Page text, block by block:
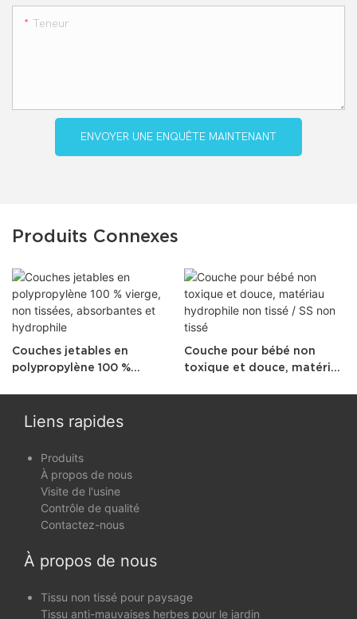
Teneur
ENVOYER UNE ENQUÊTE MAINTENANT
Produits Connexes
Couches jetables en
polypropylène 100 %
Couche pour bébé non
toxique et douce, matériau
Liens rapides
Produits
À propos de nous
Visite de l'usine
Contrôle de qualité
Contactez-nous
À propos de nous
Tissu non tissé pour paysage
Tissu anti-mauvaises herbes pour le jardin